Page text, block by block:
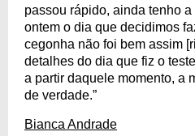
passou rápido, ainda tenho
ontem o dia que decidimos
cegonha não foi bem assim
detalhes do dia que fiz o
a partir daquele momento, a
de verdade.”
Bianca Andrade